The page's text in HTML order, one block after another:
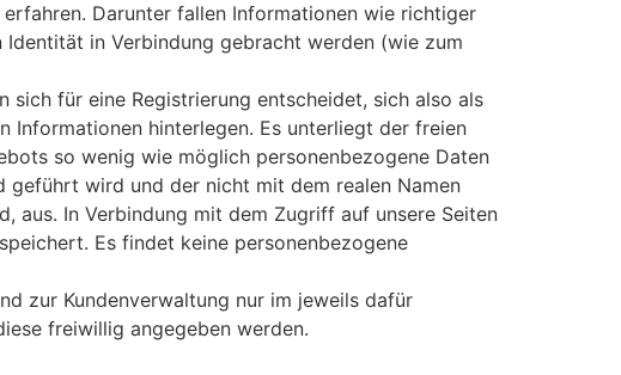
Darunter fallen Informationen wie richtiger
in Verbindung gebracht werden (wie zum
sich für eine Registrierung entscheidet, sich also als
Informationen hinterlegen. Es unterliegt der freien
so wenig wie möglich personenbezogene Daten
geführt wird und der nicht mit dem realen Namen
aus. In Verbindung mit dem Zugriff auf unsere Seiten
Es findet keine personenbezogene
zur Kundenverwaltung nur im jeweils dafür
freiwillig angegeben werden.